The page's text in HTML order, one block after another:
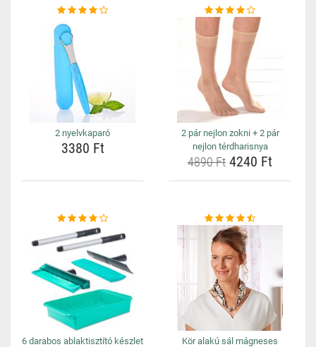
2 nyelvkaparó
3380 Ft
2 pár nejlon zokni + 2 pár
nejlon térdharisnya
4890 Ft 4240 Ft
6 darabos ablaktisztító készlet
Kör alakú sál mágneses